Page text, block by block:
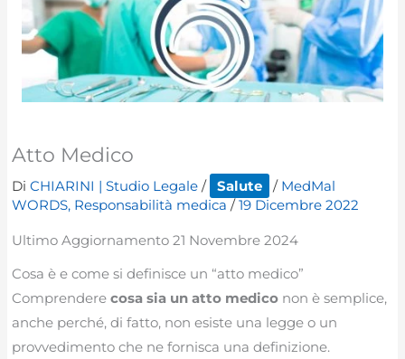
Atto Medico
DiCHIARINI | Studio Legale/ Salute / MedMal
WORDS, Responsabilità medica /19 Dicembre 2022
Ultimo Aggiornamento 21 Novembre 2024
Cosa è e come si definisce un “atto medico”
Comprenderecosa sia un atto medico non è semplice,
anche perché, di fatto, non esiste una legge o un
provvedimento che ne fornisca una definizione.